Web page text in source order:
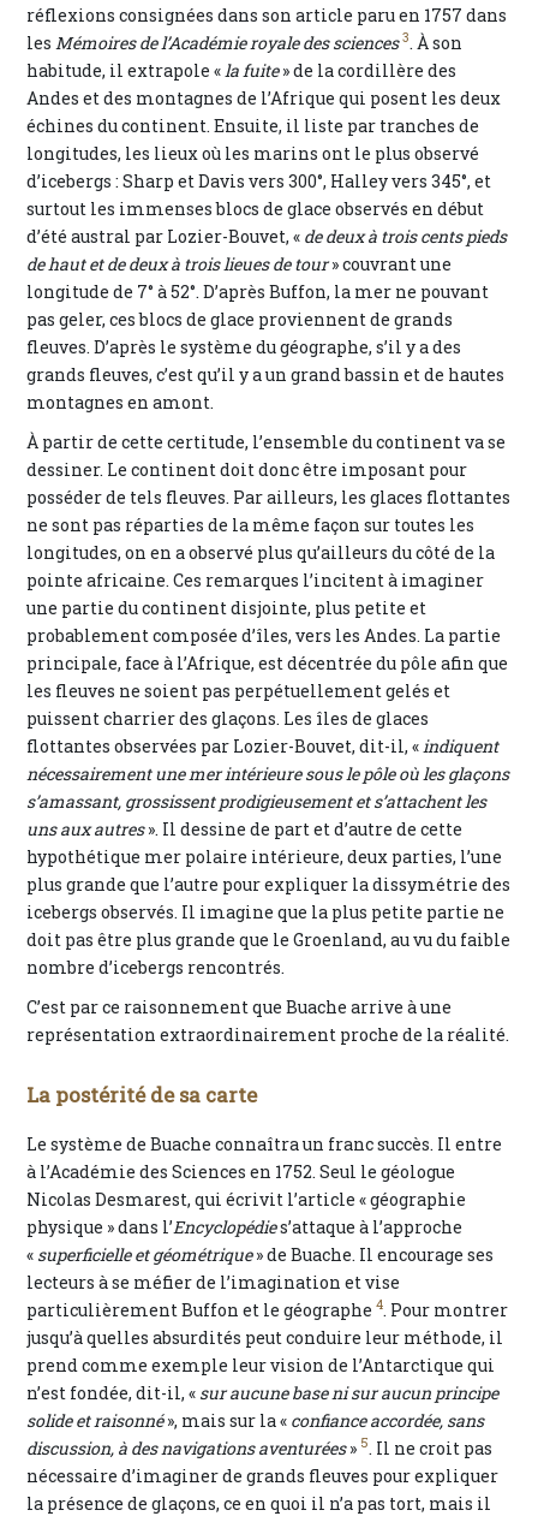
réflexions consignées dans son article paru en 1757 dans
les Mémoires de l’Académie royale des sciences 3. À son
habitude, il extrapole « la fuite» de la cordillère des
Andes et des montagnes de l’Afrique qui posent les deux
échines du continent. Ensuite, il liste par tranches de
longitudes, les lieux où les marins ont le plus observé
d’icebergs : Sharp et Davis vers 300°, Halley vers 345°, et
surtout les immenses blocs de glace observés en début
d’été austral par Lozier-Bouvet, « de deux à trois cents pieds
de haut et de deux à trois lieues de tour» couvrant une
longitude de 7° à 52°. D’après Buffon, la mer ne pouvant
pas geler, ces blocs de glace proviennent de grands
fleuves. D’après le système du géographe, s’il y a des
grands fleuves, c’est qu’il y a un grand bassin et de hautes
montagnes en amont.
À partir de cette certitude, l’ensemble du continent va se
dessiner. Le continent doit donc être imposant pour
posséder de tels fleuves. Par ailleurs, les glaces flottantes
ne sont pas réparties de la même façon sur toutes les
longitudes, on en a observé plus qu’ailleurs du côté de la
pointe africaine. Ces remarques l’incitent à imaginer
une partie du continent disjointe, plus petite et
probablement composée d’îles, vers les Andes. La partie
principale, face à l’Afrique, est décentrée du pôle afin que
les fleuves ne soient pas perpétuellement gelés et
puissent charrier des glaçons. Les îles de glaces
flottantes observées par Lozier-Bouvet, dit-il, « indiquent
nécessairement une mer intérieure sous le pôle où les glaçons
s’amassant, grossissent prodigieusement et s’attachent les
uns aux autres». Il dessine de part et d’autre de cette
hypothétique mer polaire intérieure, deux parties, l’une
plus grande que l’autre pour expliquer la dissymétrie des
icebergs observés. Il imagine que la plus petite partie ne
doit pas être plus grande que le Groenland, au vu du faible
nombre d’icebergs rencontrés.
C’est par ce raisonnement que Buache arrive à une
représentation extraordinairement proche de la réalité.
La postérité de sa carte
Le système de Buache connaîtra un franc succès. Il entre
à l’Académie des Sciences en 1752. Seul le géologue
Nicolas Desmarest, qui écrivit l’article « géographie
physique » dans l’Encyclopédies’attaque à l’approche
« superficielle et géométrique» de Buache. Il encourage ses
lecteurs à se méfier de l’imagination et vise
particulièrement Buffon et le géographe 4. Pour montrer
jusqu’à quelles absurdités peut conduire leur méthode, il
prend comme exemple leur vision de l’Antarctique qui
n’est fondée, dit-il, « sur aucune base ni sur aucun principe
solide et raisonné», mais sur la « confiance accordée, sans
discussion, à des navigations aventurées» 5. Il ne croit pas
nécessaire d’imaginer de grands fleuves pour expliquer
la présence de glaçons, ce en quoi il n’a pas tort, mais il